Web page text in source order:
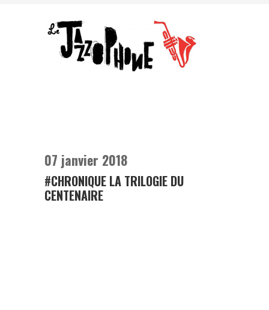
07 janvier 2018
#CHRONIQUE LA TRILOGIE DU
CENTENAIRE